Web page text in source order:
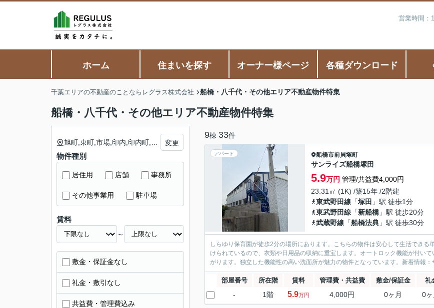
営業時間
ホーム 住まいを探す オーナー様ページ 各種ダウンロード
千葉エリアの不動産のことならレグラス株式会社 船橋・八千代・その他エリア不動産物件特集
船橋・八千代・その他エリア不動産物件特集
9棟 33件
アパート 船橋市前貝塚町
サンライズ船橋塚田
5.9万円 管理/共益費4,000円
23.31㎡ (1K) /築15年 /2階建
東武野田線 「塚田 」駅 徒歩1分
東武野田線 「新船橋 」駅 徒歩20分
武蔵野線 「船橋法典 」駅 徒歩30分
しらゆり保育園が徒歩2分の場所にあります。こちらの物件は安心して生活でき
けられているので、衣類や日用品の収納に重宝します。オートロック機能が付い
がります。独立した機能性の高い洗面所が魅力の物件となっています。新着情報
部屋番号 所在階 賃料 管理費・共益費 敷金/保証金 礼
- 1階 5.9万円 4,000円 0ヶ月 0ヶ
変更
物件種別
居住用 店舗 事務所
その他事業用 駐車場
賃料
～
敷金・保証金なし
礼金・敷引なし
共益費・管理費込み